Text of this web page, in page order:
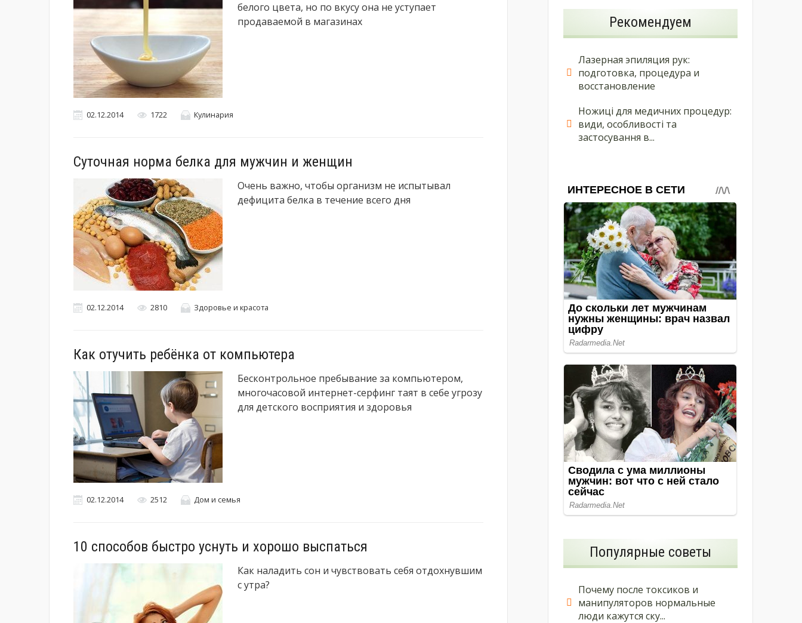
белого цвета, но по вкусу она не уступает
продаваемой в магазинах
02.12.2014 1722 Кулинария
Суточная норма белка для мужчин и женщин
Очень важно, чтобы организм не испытывал
дефицита белка в течение всего дня
02.12.2014 2810 Здоровье и красота
Как отучить ребёнка от компьютера
Бесконтрольное пребывание за компьютером,
многочасовой интернет-серфинг таят в себе угрозу
для детского восприятия и здоровья
02.12.2014 2512 Дом и семья
10 способов быстро уснуть и хорошо выспаться
Как наладить сон и чувствовать себя отдохнувшим
с утра?
Рекомендуем
Лазерная эпиляция рук:
подготовка, процедура и
восстановление
Ножиці для медичних процедур:
види, особливості та
застосування в...
Популярные советы
Почему после токсиков и
манипуляторов нормальные
люди кажутся ску...